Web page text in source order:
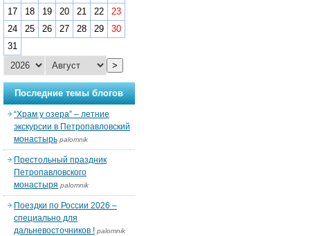
17
18 19 20 21 22
23
24
25 26 27 28 29
30
31
>
Последние темы блогов
“Храм у озера” – летние
экскурсии в Петропавловский
монастырь palomnik
Престольный праздник
Петропавловского
монастыря palomnik
Поездки по России 2026 –
специально для
дальневосточников ! palomnik